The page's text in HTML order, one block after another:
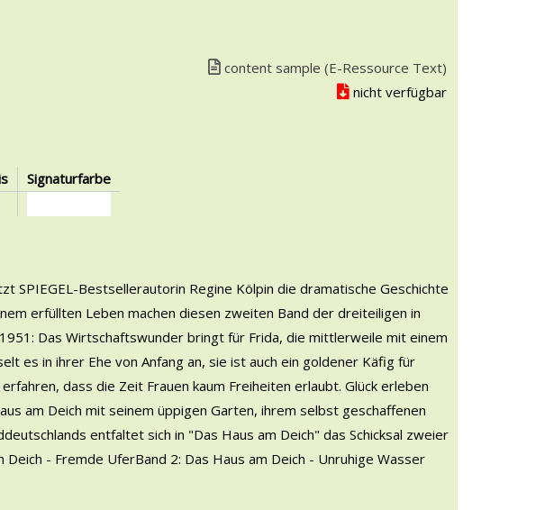
Link zu einem externen Medieninhalt - wird in neuem
content sample (E-Ressource Text)
nicht verfügbar
Signaturfarbe
SPIEGEL-Bestsellerautorin Regine Kölpin die dramatische Geschichte
erfüllten Leben machen diesen zweiten Band der dreiteiligen in
Das Wirtschaftswunder bringt für Frida, die mittlerweile mit einem
es in ihrer Ehe von Anfang an, sie ist auch ein goldener Käfig für
dass die Zeit Frauen kaum Freiheiten erlaubt. Glück erleben
am Deich mit seinem üppigen Garten, ihrem selbst geschaffenen
entfaltet sich in "Das Haus am Deich" das Schicksal zweier
- Fremde UferBand 2: Das Haus am Deich - Unruhige Wasser